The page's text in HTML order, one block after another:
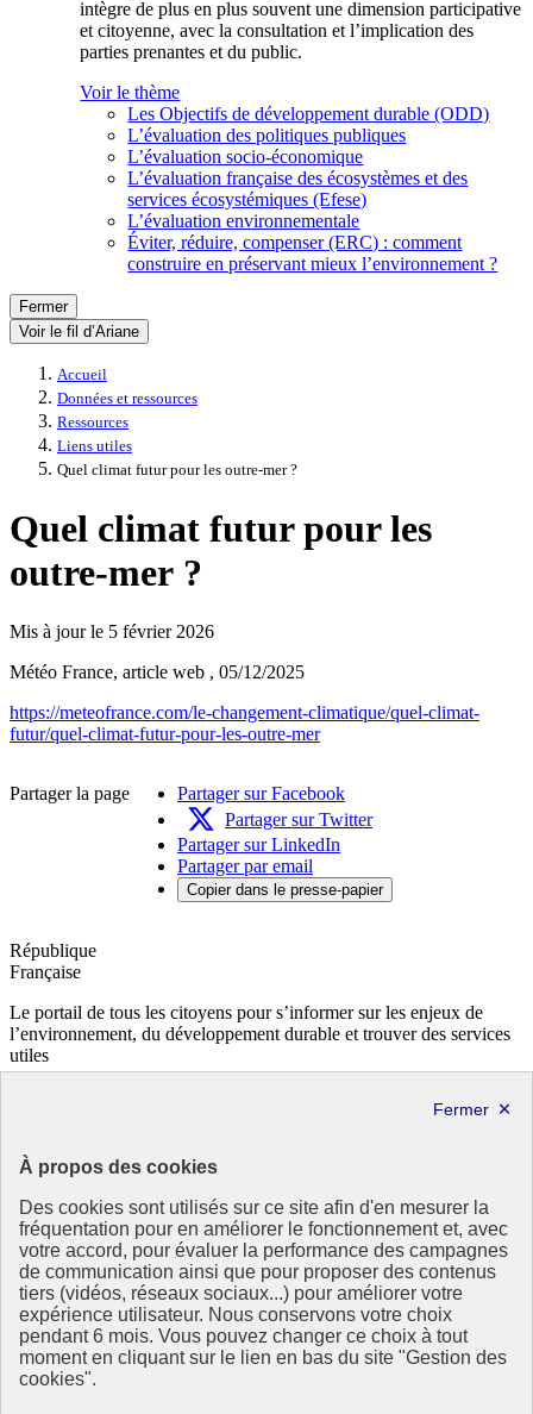
À propos des cookies
Des cookies sont utilisés sur ce site afin d'en mesurer la
fréquentation pour en améliorer le fonctionnement et, avec
votre accord, pour évaluer la performance des campagnes
de communication ainsi que pour proposer des contenus
tiers (vidéos, réseaux sociaux...) pour améliorer votre
expérience utilisateur. Nous conservons votre choix
pendant 6 mois. Vous pouvez changer ce choix à tout
moment en cliquant sur le lien en bas du site "Gestion des
cookies".
intègre de plus en plus souvent une dimension participative
et citoyenne, avec la consultation et l’implication des
parties prenantes et du public.
Voir le thème
Les Objectifs de développement durable (ODD)
L’évaluation des politiques publiques
L’évaluation socio-économique
L’évaluation française des écosystèmes et des
services écosystémiques (Efese)
L’évaluation environnementale
Éviter, réduire, compenser (ERC) : comment
construire en préservant mieux l’environnement ?
Fermer
Voir le fil d’Ariane
Accueil
Données et ressources
Ressources
Liens utiles
Quel climat futur pour les outre-mer ?
Quel climat futur pour les
outre-mer ?
Mis à jour le 5 février 2026
Météo France, article web , 05/12/2025
https://meteofrance.com/le-changement-climatique/quel-climat-
futur/quel-climat-futur-pour-les-outre-mer
Partager la page
Partager sur Facebook
Partager sur Twitter
Partager sur LinkedIn
Partager par email
Copier dans le presse-papier
République
Française
Le portail de tous les citoyens pour s’informer sur les enjeux de
l’environnement, du développement durable et trouver des services
utiles
data.gouv.fr- ouvre une nouvelle fenêtre
Partenaire
Partenaire principal :
Eionet Portal